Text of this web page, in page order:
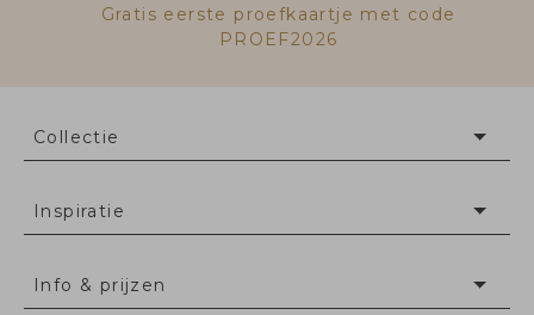
Gratis eerste proefkaartje met code
PROEF2026
Collectie
Inspiratie
Info & prijzen